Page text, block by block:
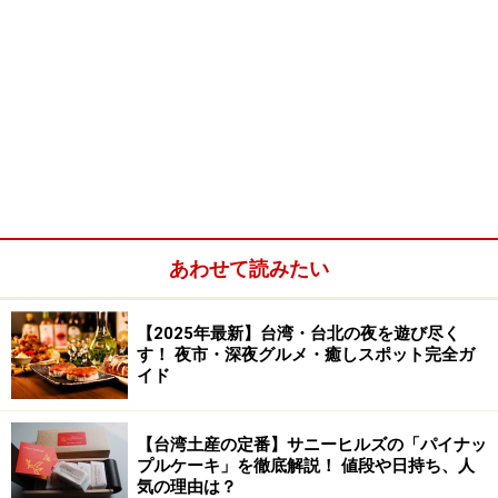
あわせて読みたい
【2025年最新】台湾・台北の夜を遊び尽く
す！ 夜市・深夜グルメ・癒しスポット完全ガ
イド
【台湾土産の定番】サニーヒルズの「パイナッ
プルケーキ」を徹底解説！ 値段や日持ち、人
気の理由は？